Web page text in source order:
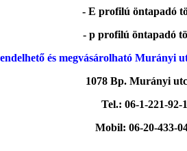
- E profilú öntapadó
- p profilú öntapadó
és megvásárolható Murányi
1078 Bp. Murányi
Tel.: 06-1-221-92-
Mobil: 06-20-433-